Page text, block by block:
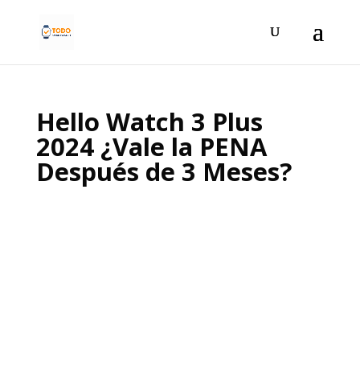
Hello Watch 3 Plus
2024 ¿Vale la PENA
Después de 3 Meses?